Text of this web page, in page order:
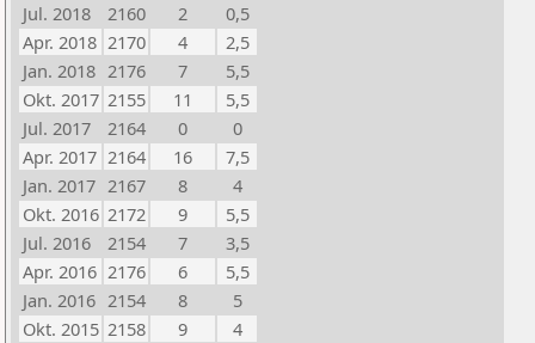
Jul. 2018
2160 2
0,5
Apr. 2018 2170 4
2,5
Jan. 2018 2176 7
5,5
Okt. 2017 2155 11
5,5
Jul. 2017
2164 0
0
Apr. 2017 2164 16
7,5
Jan. 2017 2167 8
4
Okt. 2016 2172 9
5,5
Jul. 2016
2154 7
3,5
Apr. 2016 2176 6
5,5
Jan. 2016 2154 8
5
Okt. 2015 2158 9
4